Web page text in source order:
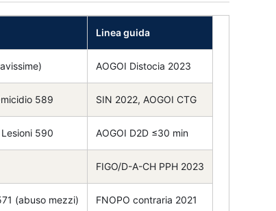
Linea guida
AOGOI Distocia 2023
589 SIN 2022, AOGOI CTG
590 AOGOI D2D ≤30 min
FIGO/D-A-CH PPH 2023
(abuso mezzi) FNOPO contraria 2021